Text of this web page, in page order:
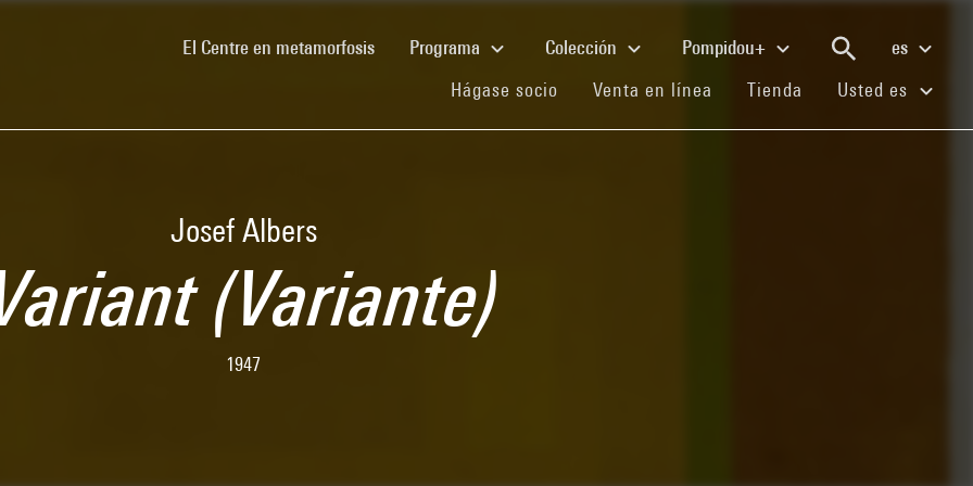
El Centre en metamorfosis(current)Programa Colección Pompidou+
es
Hágase socio (current)
Venta en línea (current)
Tienda (current)
Usted es
Josef Albers
(Variante)
1947